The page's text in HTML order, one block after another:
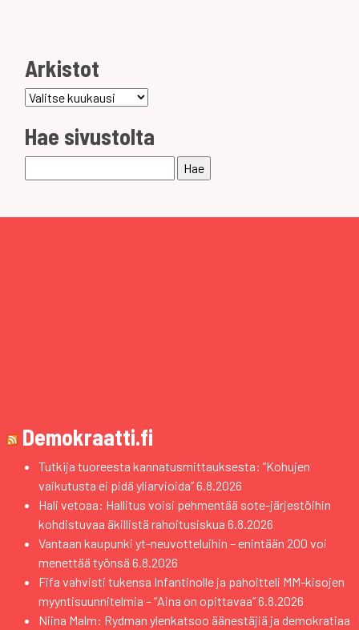
Arkistot
Arkistot
Hae sivustolta
Demokraatti.fi
Tutkija tuoreesta kannatusmittauksesta: ”Kohujen
vaikutusta ei pidä yliarvioida”6.8.2026
Hali vetoaa: Hallitus voisi pehmentää sote-järjestöihin
kohdistuvaa äkillistä rahoitusiskua 6.8.2026
Vantaan kaupunki yt-neuvotteluihin – enintään 200 voi
menettää työnsä 6.8.2026
Fifa vahvisti tukensa Infantinolle ja pahoitteli MM-kisojen
myyntisuunnitelmia – ”Aina on opittavaa”6.8.2026
Niina Malm: Rydman ylenkatsoo äänestäjiä ja demokratiaa